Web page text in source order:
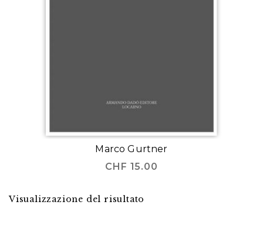
Marco Gurtner
CHF 15.00
Visualizzazione del risultato